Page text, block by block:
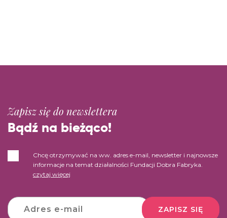
Zapisz się do newslettera
Bądź na bieżąco!
Chcę otrzymywać na ww. adres e-mail, newsletter i najnowsze
informacje na temat działalności Fundacji Dobra Fabryka.
czytaj więcej
ZAPISZ SIĘ